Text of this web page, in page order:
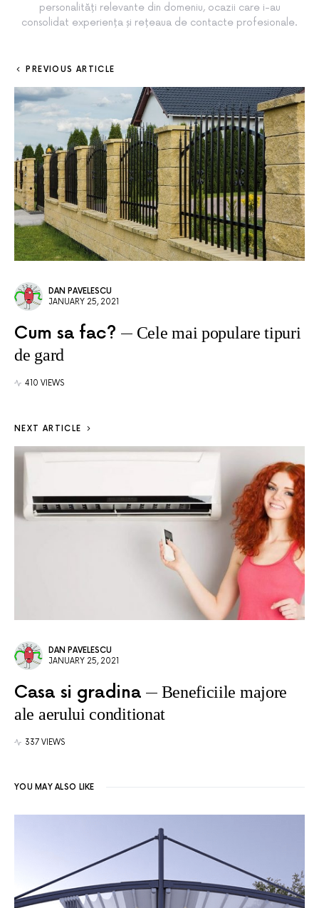
personalități relevante din domeniu, ocazii care i-au
consolidat experiența și rețeaua de contacte profesionale.
PREVIOUS ARTICLE
DAN PAVELESCU
JANUARY 25, 2021
Cum sa fac?
Cele mai populare tipuri
de gard
410 VIEWS
NEXT ARTICLE
DAN PAVELESCU
JANUARY 25, 2021
Casa si gradina
Beneficiile majore
ale aerului conditionat
337 VIEWS
YOU MAY ALSO LIKE